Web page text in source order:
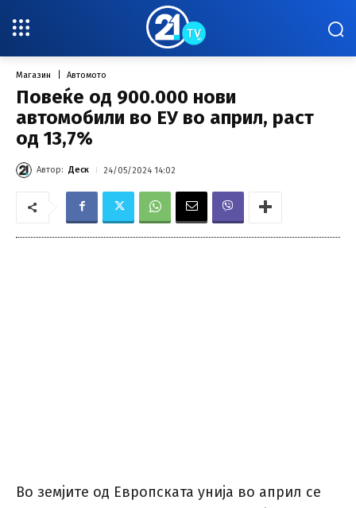
Магазин Автомото
Повеќе од 900.000 нови
автомобили во ЕУ во април, раст
од 13,7%
Автор: Деск 24/05/2024 14:02
Во земјите од Европската унија во април се